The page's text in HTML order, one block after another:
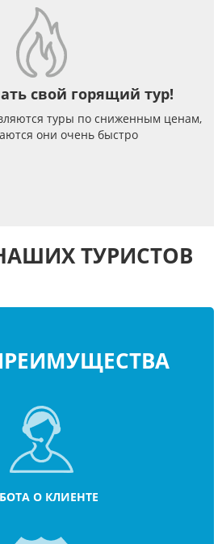
свой горящий тур!
туры по сниженным ценам,
они очень быстро
ТУРИСТОВ
О КЛИЕНТЕ